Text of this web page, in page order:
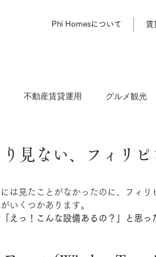
Phi Homesについて 賃
不動産賃貸運用 グルメ観光
見ない、フィリ
は見たことがなかったのに、フィ
いくつかあります。
えっ！こんな設備あるの？」と思